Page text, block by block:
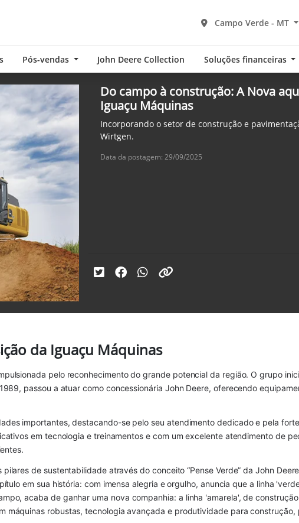
Campo Verde - MT
Pós-vendas John Deere Collection Soluções financeiras
Do campo à construção: A Nova
Iguaçu Máquinas
Incorporando o setor de construção e
Wirtgen.
Data da postagem: 29/09/2025
da Iguaçu Máquinas
pelo reconhecimento do grande potencial da região. O grupo
passou a atuar como concessionária John Deere, oferecendo
importantes, destacando-se pelo seu atendimento dedicado e pela
em tecnologia e treinamentos e com um excelente atendimento de
de sustentabilidade através do conceito “Pense Verde” da John
em sua história: com imensa alegria e orgulho, anuncia que a linha
acaba de ganhar uma nova companhia: a linha 'amarela', de
máquinas robustas, tecnologia avançada e produtividade para construção,